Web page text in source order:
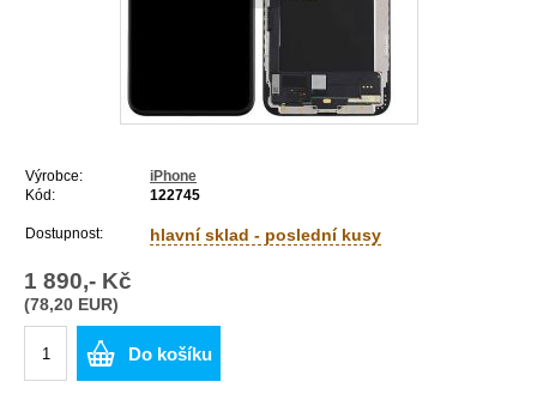
Výrobce:
iPhone
Kód:
122745
Dostupnost: hlavní sklad - poslední kusy
1 890,- Kč
(78,20 EUR)
Do košíku